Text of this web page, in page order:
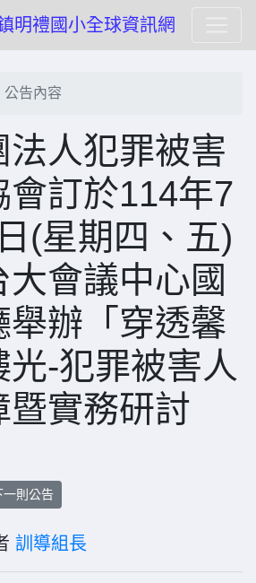
明禮國小全球資訊網
公告內容
法人犯罪被害
會訂於114年7
(星期四、五)
會議中心國
舉辦「穿透馨
光-犯罪被害人
暨實務研討
一則公告
訓導組長